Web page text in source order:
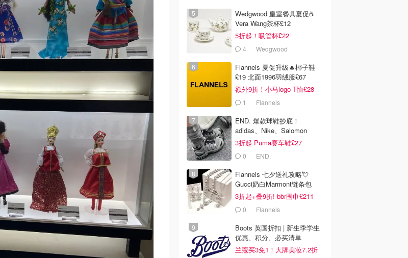
Wedgwood 皇室餐具夏促☕️
Vera Wang茶杯£12
5折起！吸管杯£22
4 Wedgwood
Flannels 夏促升级🔥椰子鞋
£19 北面1996羽绒服£67
额外9折！小马logo T恤£28
1 Flannels
END. 爆款球鞋抄底！
adidas、Nike、Salomon
3折起 Puma赛车鞋£27
0 END.
Flannels 七夕送礼攻略💘
Gucci奶白Marmont链条包
£719
3折起+叠9折! bbr围巾£211
0 Flannels
Boots 英国折扣 | 新生季学生
优惠、积分、必买清单
兰蔻买3免1！大牌美妆7.2折